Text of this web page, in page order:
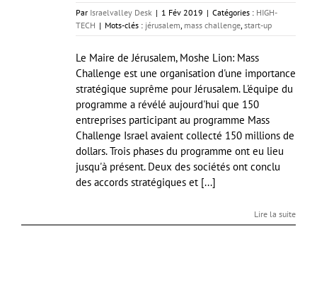
Par Israelvalley Desk | 1 Fév 2019 | Catégories : HIGH-
TECH | Mots-clés : jérusalem mass challenge start-up
Le Maire de Jérusalem, Moshe Lion: Mass
Challenge est une organisation d'une importance
stratégique suprême pour Jérusalem. L'équipe du
programme a révélé aujourd'hui que 150
entreprises participant au programme Mass
Challenge Israel avaient collecté 150 millions de
dollars. Trois phases du programme ont eu lieu
jusqu'à présent. Deux des sociétés ont conclu
des accords stratégiques et [...]
Lire la suite